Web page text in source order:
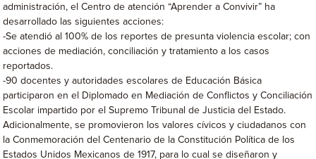
administración, el Centro de atención “Aprender a Convivir” ha
desarrollado las siguientes acciones:
-Se atendió al 100% de los reportes de presunta violencia escolar; con
acciones de mediación, conciliación y tratamiento a los casos
reportados.
-90 docentes y autoridades escolares de Educación Básica
participaron en el Diplomado en Mediación de Conflictos y Conciliación
Escolar impartido por el Supremo Tribunal de Justicia del Estado.
Adicionalmente, se promovieron los valores cívicos y ciudadanos con
la Conmemoración del Centenario de la Constitución Política de los
Estados Unidos Mexicanos de 1917, para lo cual se diseñaron y